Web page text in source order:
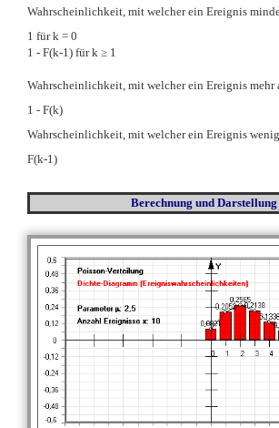
Wahrscheinlichkeit, mit welcher ein Ereignis
1 für k = 0
1 - F(k-1) für k ≥ 1
Wahrscheinlichkeit, mit welcher ein Ereignis
1 - F(k)
Wahrscheinlichkeit, mit welcher ein Ereignis
F(k-1)
Berechnung und Darstellung